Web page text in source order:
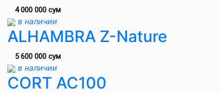
4 000 000 сум
в наличии
ALHAMBRA Z-Nature
5 600 000 сум
в наличии
CORT AC100